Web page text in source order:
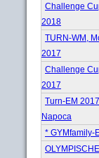
Challenge
2018
TURN-WM,
2017
Challenge
2017
Turn-EM
Napoca
* GYMfamily-